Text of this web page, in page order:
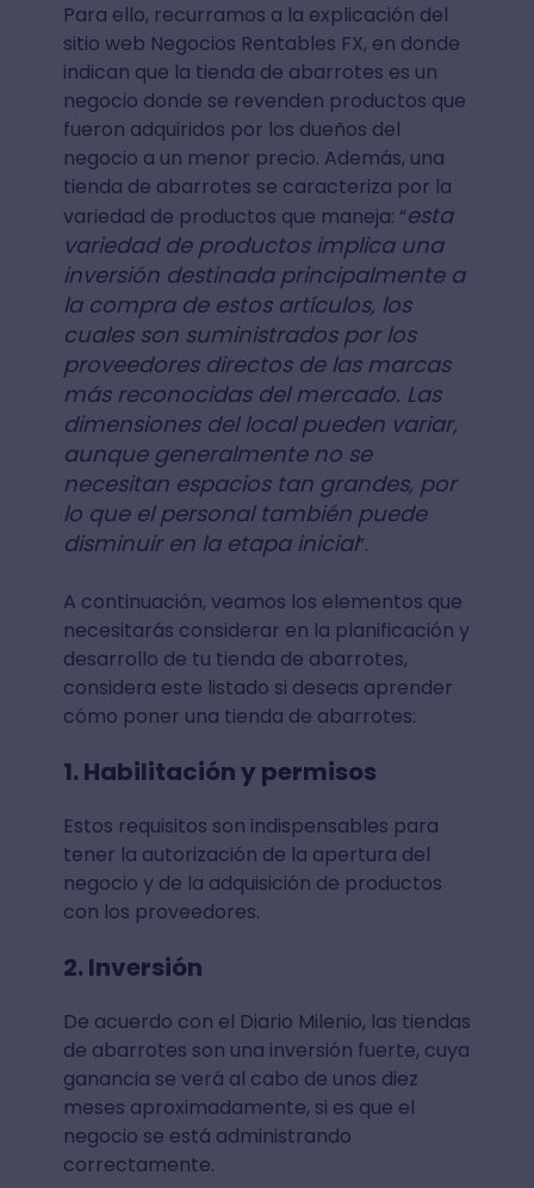
Para ello, recurramos a la explicación del
sitio web Negocios Rentables FX, en donde
indican que la tienda de abarrotes es un
negocio donde se revenden productos que
fueron adquiridos por los dueños del
negocio a un menor precio. Además, una
tienda de abarrotes se caracteriza por la
variedad de productos que maneja: “esta
variedad de productos implica una
inversión destinada principalmente a
la compra de estos artículos, los
cuales son suministrados por los
proveedores directos de las marcas
más reconocidas del mercado. Las
dimensiones del local pueden variar,
aunque generalmente no se
necesitan espacios tan grandes, por
lo que el personal también puede
disminuir en la etapa inicial”.
A continuación, veamos los elementos que
necesitarás considerar en la planificación y
desarrollo de tu tienda de abarrotes,
considera este listado si deseas aprender
cómo poner una tienda de abarrotes:
1. Habilitación y permisos
Estos requisitos son indispensables para
tener la autorización de la apertura del
negocio y de la adquisición de productos
con los proveedores.
2. Inversión
De acuerdo con el Diario Milenio, las tiendas
de abarrotes son una inversión fuerte, cuya
ganancia se verá al cabo de unos diez
meses aproximadamente, si es que el
negocio se está administrando
correctamente.